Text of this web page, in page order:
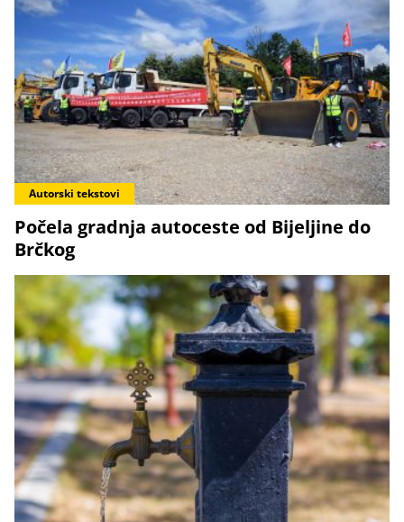
Autorski tekstovi
Počela gradnja autoceste od Bijeljine do
Brčkog